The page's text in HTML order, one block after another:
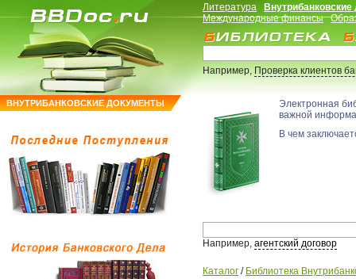
ВНУТРИБАНКОВСКИЕ ДОКУМЕНТЫ
Литература
Международные финансы
Например,Проверка клиентов
Электронная
важной
В чем
Например, агентский договор
Каталог / Библиотека